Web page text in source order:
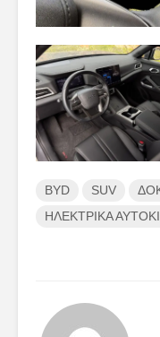
BYD SUV
ΗΛΕΚΤΡΙΚΑ